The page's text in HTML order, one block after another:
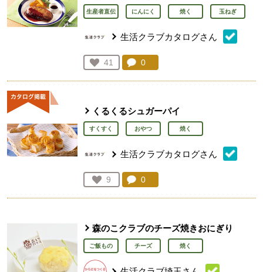
生産者直伝 にんにく 焼く 玉ねぎ
生活クラブカタログさん
お気に入り登録：
41
人が登録
コメント：
0
くるくるシュガーパイ
すくすく おやつ 焼く
生活クラブカタログさん
お気に入り登録：
9
人が登録
コメント：
0
森のこクラブのチーズ焼きおにぎり
ご飯もの チーズ 焼く